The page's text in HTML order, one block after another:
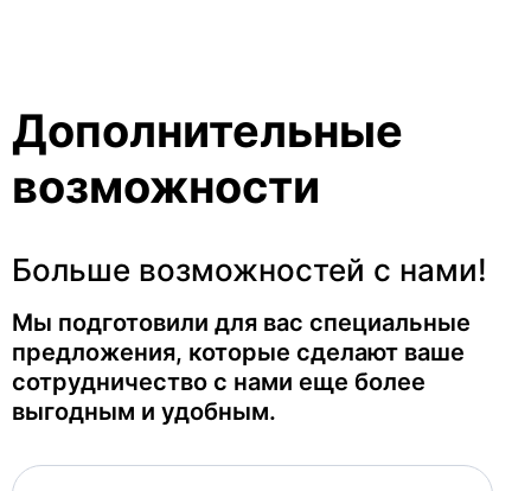
Дополнительные
возможности
Больше возможностей с нами!
Мы подготовили для вас специальные
предложения, которые сделают ваше
сотрудничество с нами еще более
выгодным и удобным.